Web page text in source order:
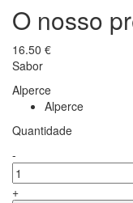
O nosso
16.50 €
Sabor
Alperce
Alperce
Quantidade
-
+